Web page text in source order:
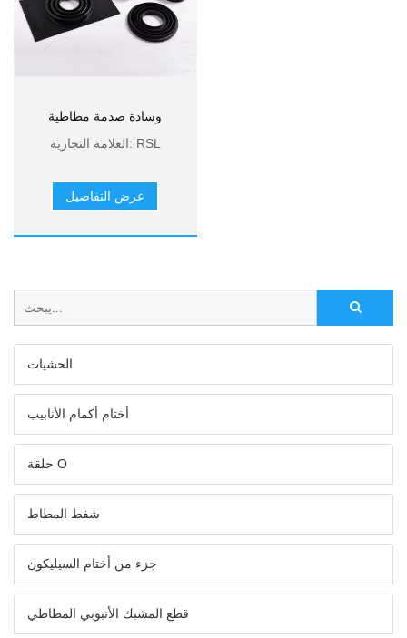
وسادة صدمة مطاطية
العلامة التجارية: RSL
الحد الأدنى: 100 قطعة
المواد: NBR، NR، SBR
الدفع: L/C أو T/T
عرض التفاصيل
الحشيات
أختام أكمام الأنابيب
حلقة O
شفط المطاط
جزء من أختام السيليكون
قطع المشبك الأنبوبي المطاطي